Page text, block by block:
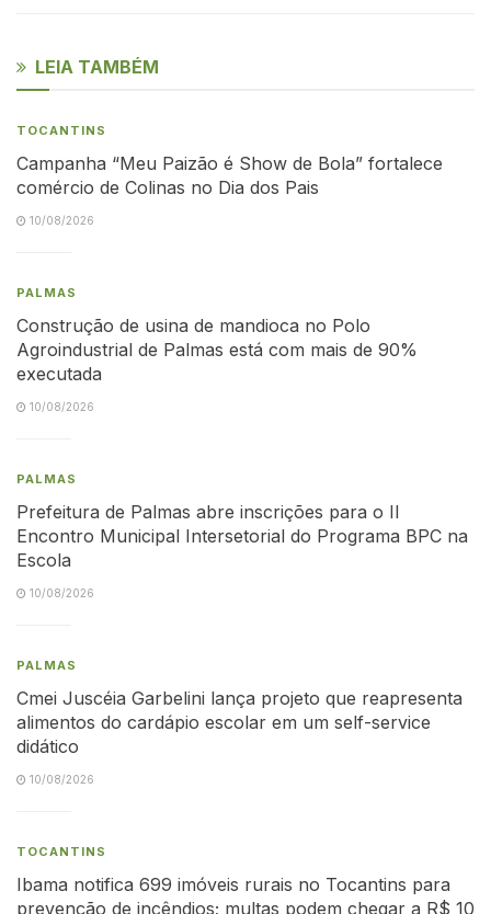
LEIA TAMBÉM
TOCANTINS
Campanha “Meu Paizão é Show de Bola” fortalece
comércio de Colinas no Dia dos Pais
10/08/2026
PALMAS
Construção de usina de mandioca no Polo
Agroindustrial de Palmas está com mais de 90%
executada
10/08/2026
PALMAS
Prefeitura de Palmas abre inscrições para o II
Encontro Municipal Intersetorial do Programa BPC na
Escola
10/08/2026
PALMAS
Cmei Juscéia Garbelini lança projeto que reapresenta
alimentos do cardápio escolar em um self-service
didático
10/08/2026
TOCANTINS
Ibama notifica 699 imóveis rurais no Tocantins para
prevenção de incêndios; multas podem chegar a R$ 10